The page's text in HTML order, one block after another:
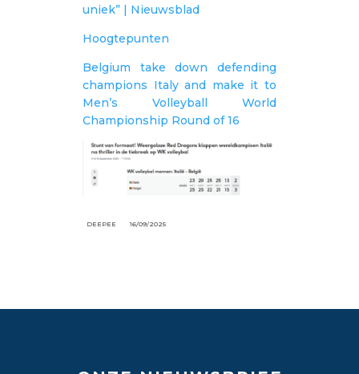
uniek” | Nieuwsblad
Hoogtepunten
Belgium take down defending
champions Italy and make it to
Men’s Volleyball World
Championship Round of 16
DEEPEE 16/09/2025